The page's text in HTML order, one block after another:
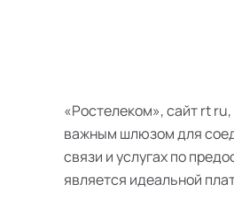
«Ростелеком», сайт rt
важным шлюзом для
связи и услугах по
является идеальной